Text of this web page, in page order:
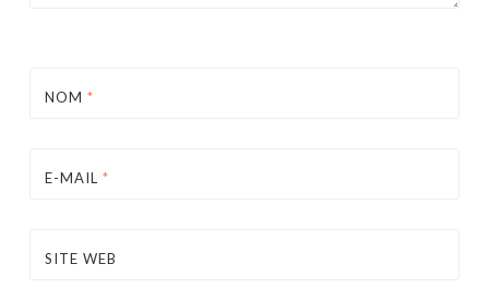
NOM *
E-MAIL *
SITE WEB